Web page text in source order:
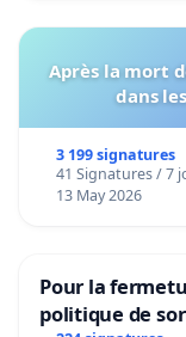
Après la mort
dans
3 199 signatures
41 Signatures / 7
13 May 2026
Pour la
politique de